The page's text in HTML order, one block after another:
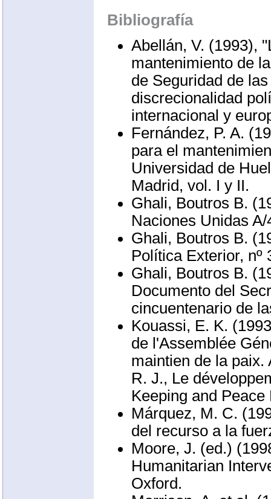
Bibliografía
Abellán, V. (1993),
mantenimiento de
de Seguridad de
discrecionalidad
internacional y
Fernández, P. A.
para el
Universidad de
Madrid, vol. I y II.
Ghali, Boutros B.
Naciones Unidas A/
Ghali, Boutros B.
Política Exterior, nº
Ghali, Boutros B.
Documento del
cincuentenario de
Kouassi, E. K.
de l'Assemblée
maintien de la paix.
R. J., Le
Keeping and
Márquez, M. C.
del recurso a la
Moore, J. (ed.)
Humanitarian
Oxford.